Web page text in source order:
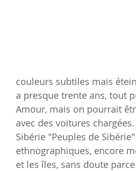
couleurs subtiles mais
a presque trente ans, tout
Amour, mais on pourrait
avec des voitures
Sibérie "Peuples de
ethnographiques, encore
et les îles, sans doute